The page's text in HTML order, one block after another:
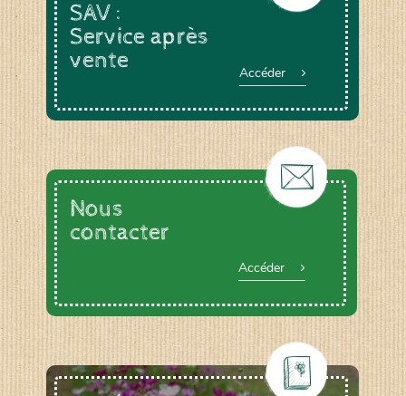
SAV :
Service après
vente
Accéder
Nous
contacter
Accéder